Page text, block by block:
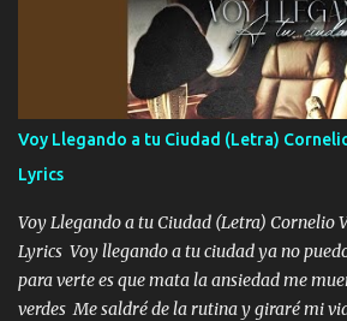
preguntas y digas que sí hacernos novios y
contenta como yo por ti Música
enamora pa describirte unas cuantas
quiero contigo que seas dichosa al estar
contéstame la llamada pa dedicarte unas
borracho me animo a decirte todo y puedo
me encantes Decirte que me siento muy
tenerte aquí espero que quiera...
Voy Llegando a tu Ciudad (Letra)
Lyrics
Voy Llegando a tu Ciudad (Letra) Cornelio
Lyrics Voy llegando a tu ciudad ya no
para verte es que mata la ansiedad me
verdes Me saldré de la rutina y giraré mi